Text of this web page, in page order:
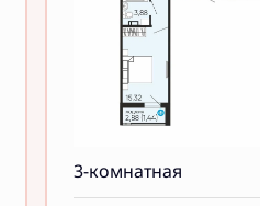
3-комнатная